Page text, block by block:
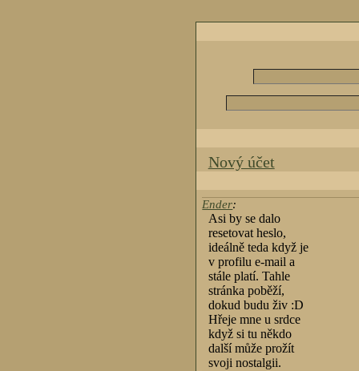
Nový účet
Ender:
Asi by se dalo
resetovat heslo,
ideálně teda když je
v profilu e-mail a
stále platí. Tahle
stránka poběží,
dokud budu živ :D
Hřeje mne u srdce
když si tu někdo
další může prožít
svoji nostalgii.